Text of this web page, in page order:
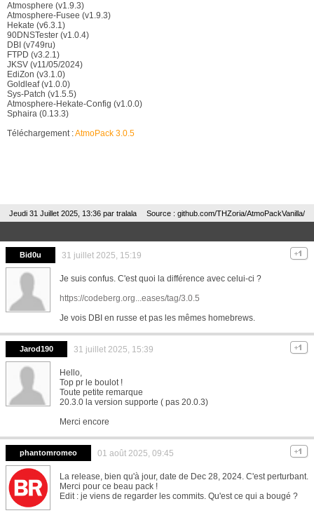
Atmosphere (v1.9.3)
Atmosphere-Fusee (v1.9.3)
Hekate (v6.3.1)
90DNSTester (v1.0.4)
DBI (v749ru)
FTPD (v3.2.1)
JKSV (v11/05/2024)
EdiZon (v3.1.0)
Goldleaf (v1.0.0)
Sys-Patch (v1.5.5)
Atmosphere-Hekate-Config (v1.0.0)
Sphaira (0.13.3)
Téléchargement :AtmoPack 3.0.5
Jeudi 31 Juillet 2025, 13:36 par tralala Source : github.com/THZoria/AtmoPackVanilla/
Bid0u 31 juillet 2025, 15:19
Je suis confus. C'est quoi la différence avec celui-ci ?
https://codeberg.org...eases/tag/3.0.5
Je vois DBI en russe et pas les mêmes homebrews.
Jarod190 31 juillet 2025, 15:39
Hello,
Top pr le boulot !
Toute petite remarque
20.3.0 la version supporte ( pas 20.0.3)
Merci encore
phantomromeo 01 août 2025, 09:45
La release, bien qu'à jour, date de Dec 28, 2024. C'est perturbant.
Merci pour ce beau pack !
Edit : je viens de regarder les commits. Qu'est ce qui a bougé ?